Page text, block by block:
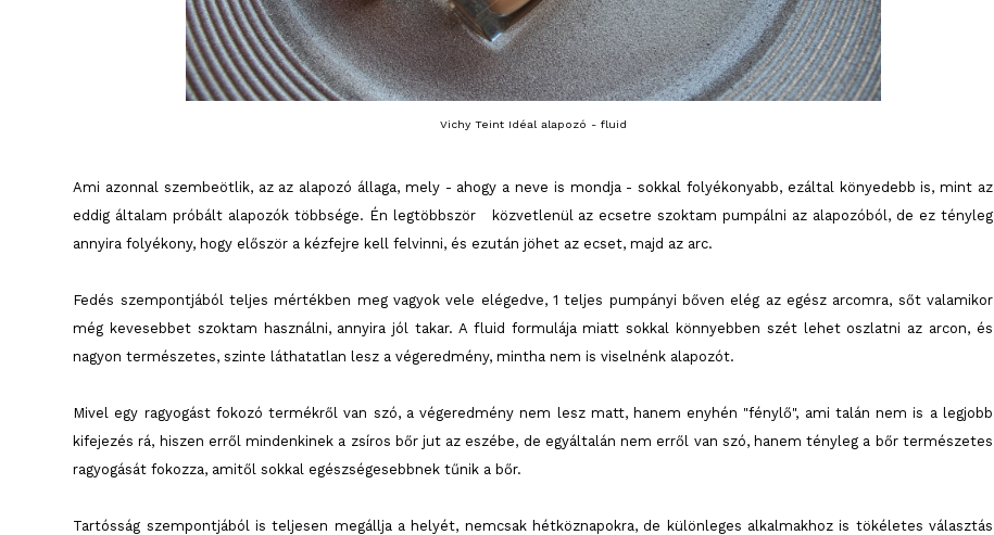
Vichy Teint Idéal alapozó - fluid
Ami azonnal szembeötlik, az az alapozó állaga, mely - ahogy a neve is mondja - sokkal folyékonyabb, ezáltal könyedebb is, mint az
eddig általam próbált alapozók többsége. Én legtöbbször közvetlenül az ecsetre szoktam pumpálni az alapozóból, de ez tényleg
annyira folyékony, hogy először a kézfejre kell felvinni, és ezután jöhet az ecset, majd az arc.
Fedés szempontjából teljes mértékben meg vagyok vele elégedve, 1 teljes pumpányi bőven elég az egész arcomra, sőt valamikor
még kevesebbet szoktam használni, annyira jól takar. A fluid formulája miatt sokkal könnyebben szét lehet oszlatni az arcon, és
nagyon természetes, szinte láthatatlan lesz a végeredmény, mintha nem is viselnénk alapozót.
Mivel egy ragyogást fokozó termékről van szó, a végeredmény nem lesz matt, hanem enyhén "fénylő", ami talán nem is a legjobb
kifejezés rá, hiszen erről mindenkinek a zsíros bőr jut az eszébe, de egyáltalán nem erről van szó, hanem tényleg a bőr természetes
ragyogását fokozza, amitől sokkal egészségesebbnek tűnik a bőr.
Tartósság szempontjából is teljesen megállja a helyét, nemcsak hétköznapokra, de különleges alkalmakhoz is tökéletes választás